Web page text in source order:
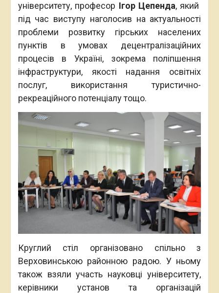
університету, професор Ігор Цепенда, який
під час виступу наголосив на актуальності
проблеми розвитку гірських населених
пунктів в умовах децентралізаційних
процесів в Україні, зокрема поліпшення
інфраструктури, якості надання освітніх
послуг, використання туристично-
рекреаційного потенціалу тощо.
Круглий стіл організовано спільно з
Верховинською районною радою. У ньому
також взяли участь науковці університету,
керівники установ та організацій